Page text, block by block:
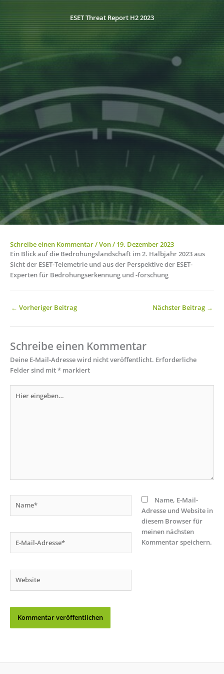
ESET Threat Report H2 2023
Schreibe einen Kommentar/ Von/ 19. Dezember 2023
Ein Blick auf die Bedrohungslandschaft im 2. Halbjahr 2023 aus
Sicht der ESET-Telemetrie und aus der Perspektive der ESET-
Experten für Bedrohungserkennung und -forschung
← Vorheriger Beitrag Nächster Beitrag →
Schreibe einen Kommentar
Deine E-Mail-Adresse wird nicht veröffentlicht. Erforderliche
Felder sind mit* markiert
eingeben…
Mail-
Name, E-Mail-
Adresse und Website in
diesem Browser für
meinen nächsten
Kommentar speichern.